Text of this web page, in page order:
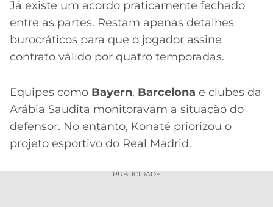
Já existe um acordo praticamente fechado
entre as partes. Restam apenas detalhes
burocráticos para que o jogador assine
contrato válido por quatro temporadas.
Equipes como Bayern, Barcelona e clubes da
Arábia Saudita monitoravam a situação do
defensor. No entanto, Konaté priorizou o
projeto esportivo do Real Madrid.
PUBLICIDADE